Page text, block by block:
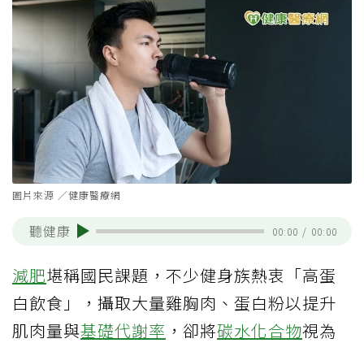
圖片來源 ／健康醫療網
聽健康 00:00 / 00:00
減肥堪稱國民課題，不少健身族熱衷「高蛋
白飲食」，攝取大量雞胸肉、蛋白粉以提升
肌肉量與基礎代謝率 ，卻將碳水化合物視為